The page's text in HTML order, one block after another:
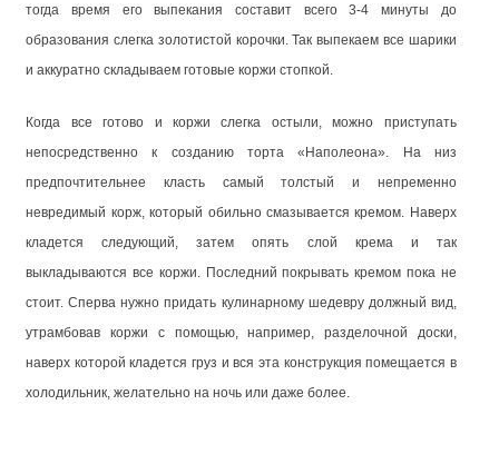
тогда время его выпекания составит всего 3-4 минуты до
образования слегка золотистой корочки. Так выпекаем все шарики
и аккуратно складываем готовые коржи стопкой.
Когда все готово и коржи слегка остыли, можно приступать
непосредственно к созданию торта «Наполеона». На низ
предпочтительнее класть самый толстый и непременно
невредимый корж, который обильно смазывается кремом. Наверх
кладется следующий, затем опять слой крема и так
выкладываются все коржи. Последний покрывать кремом пока не
стоит. Сперва нужно придать кулинарному шедевру должный вид,
утрамбовав коржи с помощью, например, разделочной доски,
наверх которой кладется груз и вся эта конструкция помещается в
холодильник, желательно на ночь или даже более.